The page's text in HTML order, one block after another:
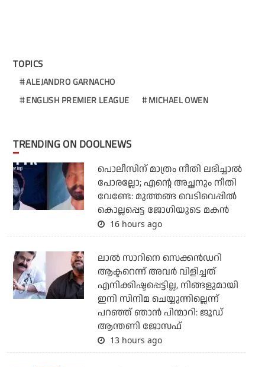
TOPICS
ALEJANDRO GARNACHO
ENGLISH PREMIER LEAGUE
MICHAEL OWEN
TRENDING ON DOOLNEWS
പൊലീസിന് മാത്രം നീതി ലഭിച്ചാല്‍
പോരല്ലോ; എന്റെ അച്ഛനും നീതി
വേണ്ടേ: മുത്തങ്ങ വെടിവെപ്പില്‍
കൊല്ലപ്പെട്ട ജോഗിയുടെ മകന്‍
16 hours ago
ലാല്‍ സാറിനെ സെക്കന്‍ഡറി
ആക്ടറെന്ന് അവര്‍ വിളിച്ചത്
എനിക്കിഷ്ടപ്പെട്ടില്ല, നിങ്ങളുമായി
ഇനി സിനിമ ചെയ്യുന്നില്ലെന്ന്
പറഞ്ഞ് ഞാന്‍ പിന്മാറി: ജൂഡ്
ആന്തണി ജോസഫ്
13 hours ago